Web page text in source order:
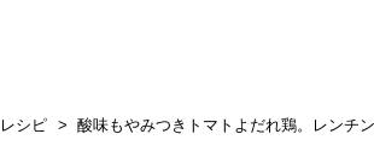
レシピ 酸味もやみつきトマトよだれ鶏。レンチ